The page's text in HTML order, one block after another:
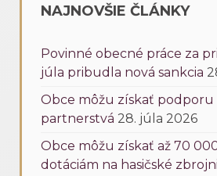
NAJNOVŠIE ČLÁNKY
Povinné obecné práce za
júla pribudla nová sankcia
Obce môžu získať podporu
partnerstvá 28. júla 2026
Obce môžu získať až 70
dotáciám na hasičské